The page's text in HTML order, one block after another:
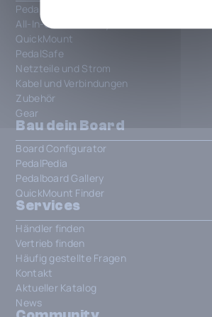
Pedalboards
All-In-One Patchbays
QuickMount
PedalSafe
Netzteile und Strom
Kabel und Verbindungen
Zubehör
Gear
Bau dein Board
Board Configurator
PedalPedia
Pedalboard Gallery
QuickMount Finder
Services
Händler finden
Vertrieb finden
Häufig gestellte Fragen
Kontakt
Aktueller Katalog
News